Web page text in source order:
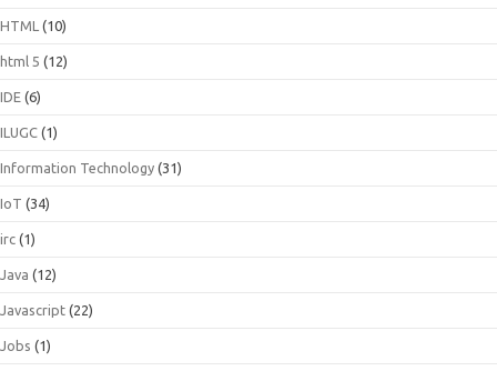
HTML (10)
html 5 (12)
IDE (6)
ILUGC (1)
Information Technology (31)
IoT (34)
irc (1)
Java (12)
Javascript (22)
Jobs (1)